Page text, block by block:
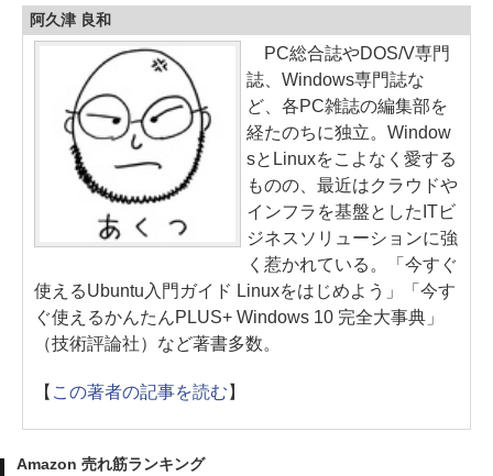
阿久津 良和
PC総合誌やDOS/V専門
誌、Windows専門誌な
ど、各PC雑誌の編集部を
経たのちに独立。Window
sとLinuxをこよなく愛する
ものの、最近はクラウドや
インフラを基盤としたITビ
ジネスソリューションに強
く惹かれている。「今すぐ
使えるUbuntu入門ガイド Linuxをはじめよう」「今す
ぐ使えるかんたんPLUS+ Windows 10 完全大事典」
（技術評論社）など著書多数。
【 この著者の記事を読む 】
Amazon 売れ筋ランキング